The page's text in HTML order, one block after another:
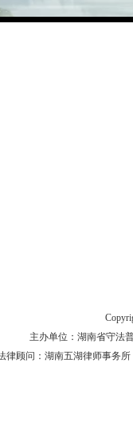
主办单位：湖南省守法
律顾问：湖南五湖律师事务所